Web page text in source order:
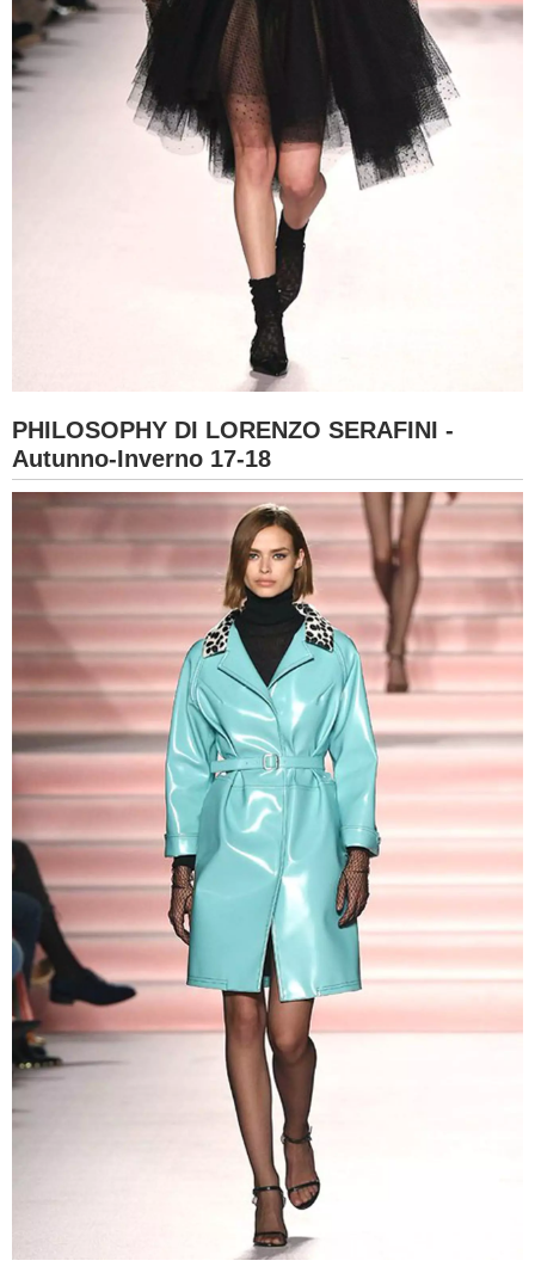
PHILOSOPHY DI LORENZO SERAFINI -
Autunno-Inverno 17-18